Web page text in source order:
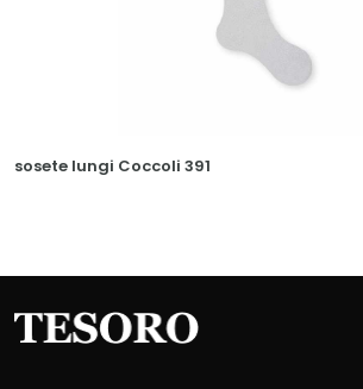
sosete lungi Coccoli 391